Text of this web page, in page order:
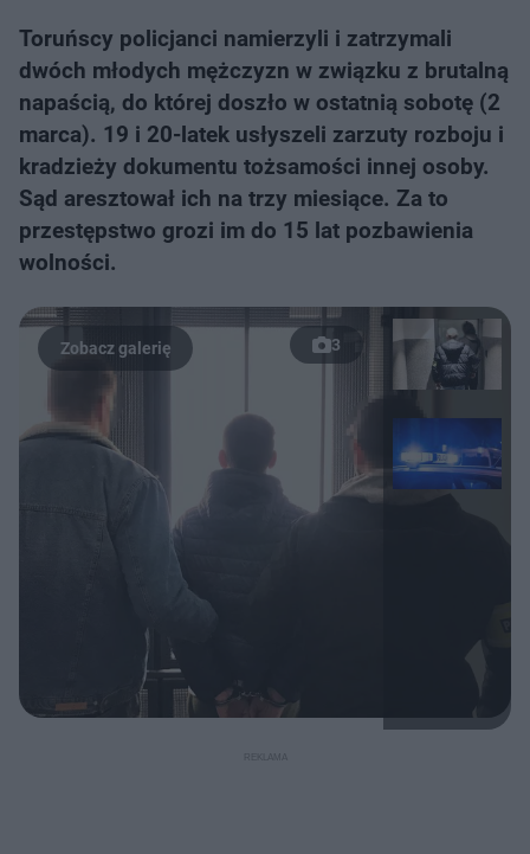
Toruńscy policjanci namierzyli i zatrzymali
dwóch młodych mężczyzn w związku z brutalną
napaścią, do której doszło w ostatnią sobotę (2
marca). 19 i 20-latek usłyszeli zarzuty rozboju i
kradzieży dokumentu tożsamości innej osoby.
Sąd aresztował ich na trzy miesiące. Za to
przestępstwo grozi im do 15 lat pozbawienia
wolności.
3